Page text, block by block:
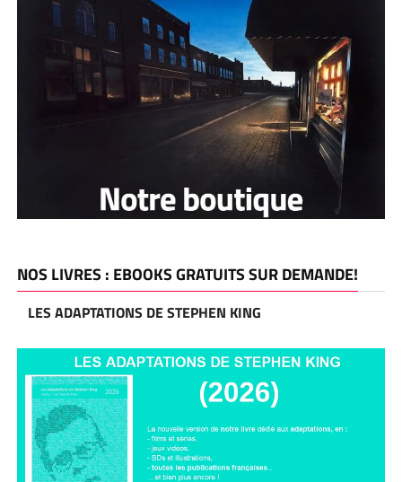
NOS LIVRES : EBOOKS GRATUITS SUR DEMANDE!
LES ADAPTATIONS DE STEPHEN KING